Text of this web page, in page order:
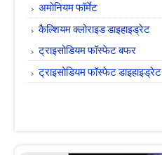
अमोनियम फॉर्मेट
कैल्शियम क्लोराइड डाइहाइड्रेट
ट्राइसोडियम फॉस्फेट बफर
ट्राइसोडियम फॉस्फेट डाइहाइड्रेट